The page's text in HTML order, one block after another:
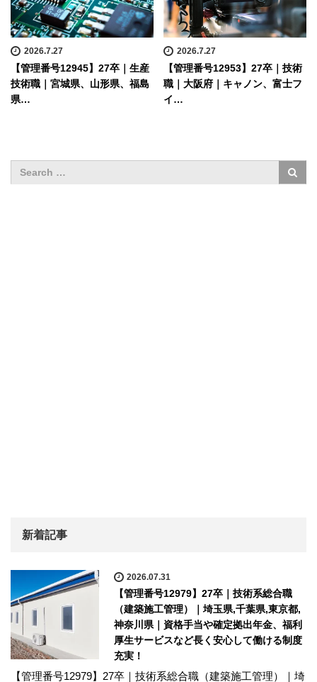
2026.7.27
【管理番号12945】27卒｜生産
技術職｜宮城県、山形県、福島
県…
2026.7.27
【管理番号12953】27卒｜技術
職｜大阪府｜キャノン、富士フ
イ…
新着記事
2026.07.31
【管理番号12979】27卒｜技術系総合職
（建築施工管理）｜埼玉県,千葉県,東京都,
神奈川県｜資格手当や確定拠出年金、福利
厚生サービスなど長く安心して働ける制度
充実！
【管理番号12979】27卒｜技術系総合職（建築施工管理）｜埼